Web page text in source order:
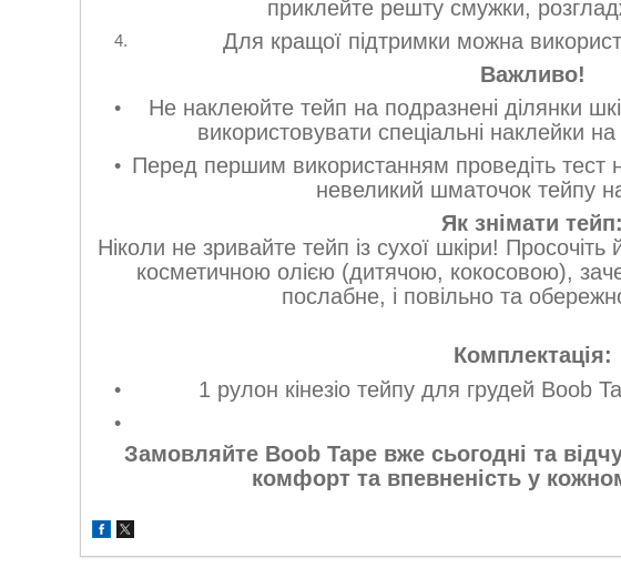
приклейте решту смужки,
Для кращої підтримки можна
Важливо!
Не наклеюйте тейп на подразнені ділянки
використовувати спеціальні наклейки
Перед першим використанням проведіть тест
невеликий шматочок тейпу
Як знімати тейп:
Ніколи не зривайте тейп із сухої шкіри!
косметичною олією (дитячою, кокосовою),
послабне, і повільно та обережно
Комплектація:
1 рулон кінезіо тейпу для грудей Boob
Замовляйте Boob Tape вже сьогодні та
комфорт та впевненість у